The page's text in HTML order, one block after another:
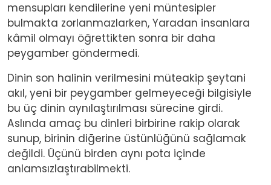
mensupları kendilerine yeni müntesipler
bulmakta zorlanmazlarken, Yaradan insanlara
kâmil olmayı öğrettikten sonra bir daha
peygamber göndermedi.
Dinin son halinin verilmesini müteakip şeytani
akıl, yeni bir peygamber gelmeyeceği bilgisiyle
bu üç dinin aynılaştırılması sürecine girdi.
Aslında amaç bu dinleri birbirine rakip olarak
sunup, birinin diğerine üstünlüğünü sağlamak
değildi. Üçünü birden aynı pota içinde
anlamsızlaştırabilmekti.